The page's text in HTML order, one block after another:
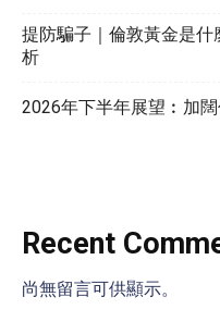
提防騙子｜倫敦黃金是
析
2026年下半年展望︰加
Recent
尚無留言可供顯示。